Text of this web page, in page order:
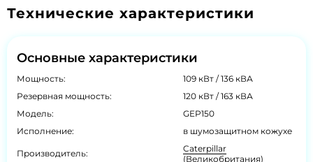
Технические характеристики
Основные характеристики
Мощность:
109 кВт / 136 кВА
Резервная мощность:
120 кВт / 163 кВА
Модель:
GEP150
Исполнение:
в шумозащитном кожухе
Производитель:
Caterpillar
(Великобритания)